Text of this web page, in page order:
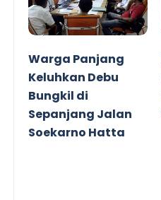
Warga Panjang
Keluhkan Debu
Bungkil di
Sepanjang Jalan
Soekarno Hatta